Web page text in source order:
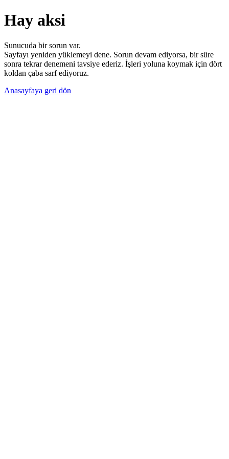
Hay aksi
Sunucuda bir sorun var.
Sayfayı yeniden yüklemeyi dene. Sorun devam ediyorsa, bir süre
sonra tekrar denemeni tavsiye ederiz. İşleri yoluna koymak için dört
koldan çaba sarf ediyoruz.
Anasayfaya geri dön